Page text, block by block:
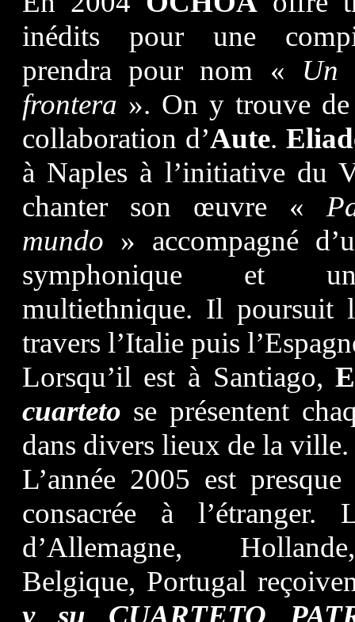
inédits pour une
prendra pour nom « Un
frontera ». On y trouve
collaboration d’Aute.
à Naples à l’initiative du
chanter son œuvre «
mundo » accompagné
symphonique et
multiethnique. Il poursuit
travers l’Italie puis
Lorsqu’il est à Santiago,
cuarteto se présentent
dans divers lieux de la ville.
L’année 2005 est presque
consacrée à l’étranger.
d’Allemagne,
Belgique, Portugal
y su CUARTETO